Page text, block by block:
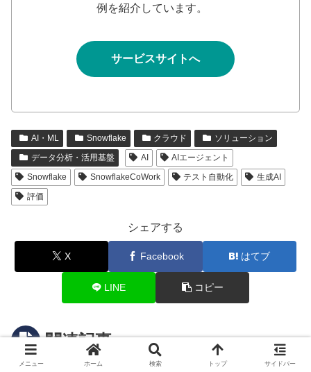
例を紹介しています。
サービスサイトへ
AI・ML Snowflake クラウド
ソリューション
データ分析・活用基盤
AI
AIエージェント
Snowflake
SnowflakeCoWork テスト自動化
生成AI
評価
シェアする
X Facebook はてブ
LINE コピー
関連記事
メニュー ホーム 検索 トップ サイドバー